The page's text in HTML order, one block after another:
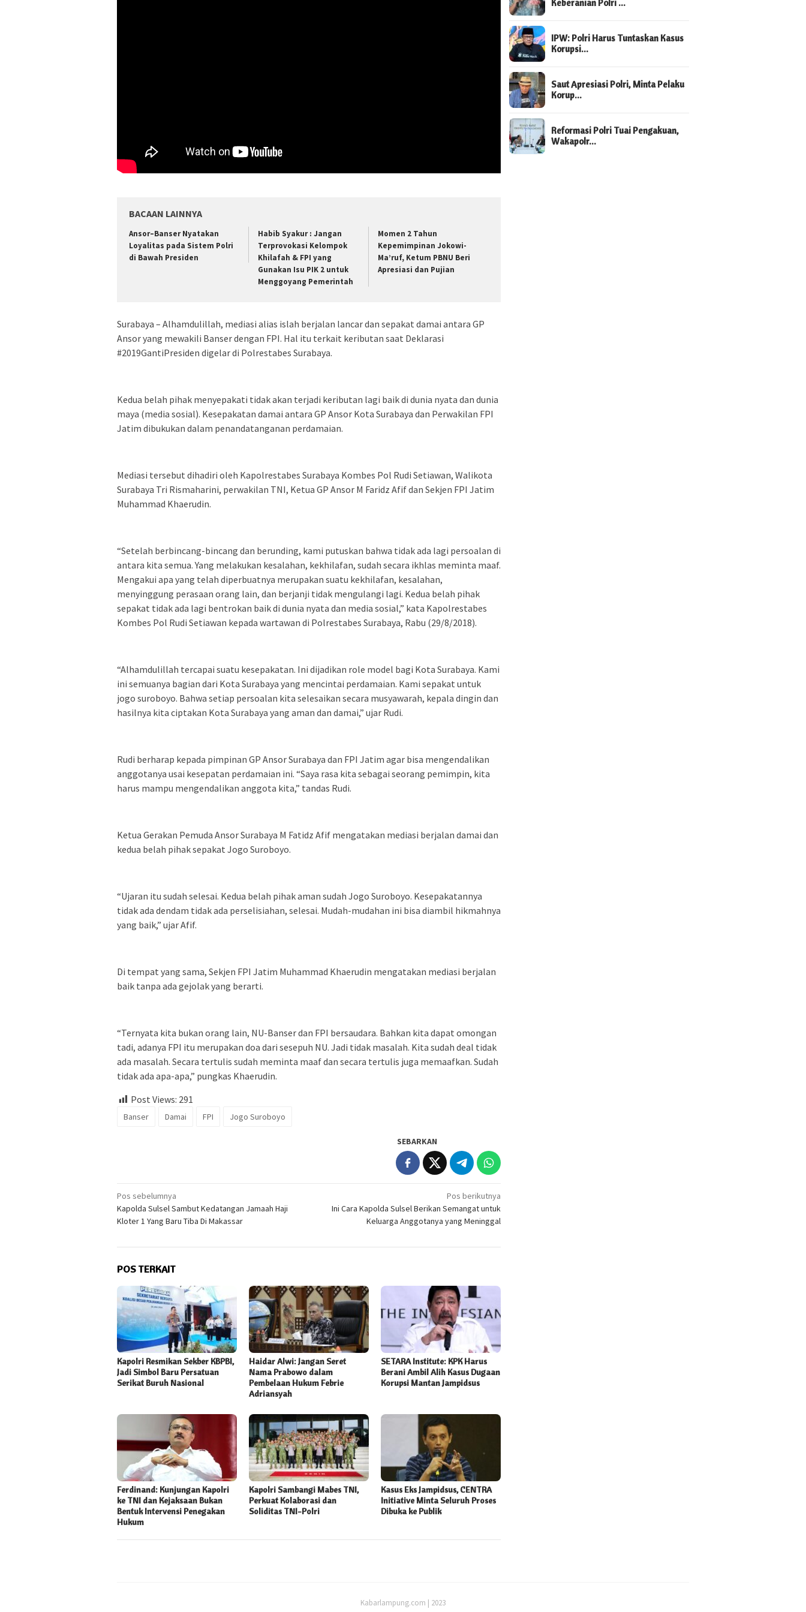
BACAAN LAINNYA
Ansor–Banser Nyatakan
Loyalitas pada Sistem Polri
di Bawah Presiden
Habib Syakur : Jangan
Terprovokasi Kelompok
Khilafah & FPI yang
Gunakan Isu PIK 2 untuk
Menggoyang Pemerintah
Momen 2 Tahun
Kepemimpinan Jokowi-
Ma’ruf, Ketum PBNU Beri
Apresiasi dan Pujian
Surabaya – Alhamdulillah, mediasi alias islah berjalan lancar dan sepakat damai antara GP
Ansor yang mewakili Banser dengan FPI. Hal itu terkait keributan saat Deklarasi
#2019GantiPresiden digelar di Polrestabes Surabaya.
Kedua belah pihak menyepakati tidak akan terjadi keributan lagi baik di dunia nyata dan dunia
maya (media sosial). Kesepakatan damai antara GP Ansor Kota Surabaya dan Perwakilan FPI
Jatim dibukukan dalam penandatanganan perdamaian.
Mediasi tersebut dihadiri oleh Kapolrestabes Surabaya Kombes Pol Rudi Setiawan, Walikota
Surabaya Tri Rismaharini, perwakilan TNI, Ketua GP Ansor M Faridz Afif dan Sekjen FPI Jatim
Muhammad Khaerudin.
“Setelah berbincang-bincang dan berunding, kami putuskan bahwa tidak ada lagi persoalan di
antara kita semua. Yang melakukan kesalahan, kekhilafan, sudah secara ikhlas meminta maaf.
Mengakui apa yang telah diperbuatnya merupakan suatu kekhilafan, kesalahan,
menyinggung perasaan orang lain, dan berjanji tidak mengulangi lagi. Kedua belah pihak
sepakat tidak ada lagi bentrokan baik di dunia nyata dan media sosial,” kata Kapolrestabes
Kombes Pol Rudi Setiawan kepada wartawan di Polrestabes Surabaya, Rabu (29/8/2018).
“Alhamdulillah tercapai suatu kesepakatan. Ini dijadikan role model bagi Kota Surabaya. Kami
ini semuanya bagian dari Kota Surabaya yang mencintai perdamaian. Kami sepakat untuk
jogo suroboyo. Bahwa setiap persoalan kita selesaikan secara musyawarah, kepala dingin dan
hasilnya kita ciptakan Kota Surabaya yang aman dan damai,” ujar Rudi.
Rudi berharap kepada pimpinan GP Ansor Surabaya dan FPI Jatim agar bisa mengendalikan
anggotanya usai kesepatan perdamaian ini. “Saya rasa kita sebagai seorang pemimpin, kita
harus mampu mengendalikan anggota kita,” tandas Rudi.
Ketua Gerakan Pemuda Ansor Surabaya M Fatidz Afif mengatakan mediasi berjalan damai dan
kedua belah pihak sepakat Jogo Suroboyo.
“Ujaran itu sudah selesai. Kedua belah pihak aman sudah Jogo Suroboyo. Kesepakatannya
tidak ada dendam tidak ada perselisiahan, selesai. Mudah-mudahan ini bisa diambil hikmahnya
yang baik,” ujar Afif.
Di tempat yang sama, Sekjen FPI Jatim Muhammad Khaerudin mengatakan mediasi berjalan
baik tanpa ada gejolak yang berarti.
“Ternyata kita bukan orang lain, NU-Banser dan FPI bersaudara. Bahkan kita dapat omongan
tadi, adanya FPI itu merupakan doa dari sesepuh NU. Jadi tidak masalah. Kita sudah deal tidak
ada masalah. Secara tertulis sudah meminta maaf dan secara tertulis juga memaafkan. Sudah
tidak ada apa-apa,” pungkas Khaerudin.
Post Views: 291
Banser Damai FPI Jogo Suroboyo
SEBARKAN
Navigasi
pos
Pos sebelumnya
Kapolda Sulsel Sambut Kedatangan Jamaah Haji
Kloter 1 Yang Baru Tiba Di Makassar
Pos berikutnya
Ini Cara Kapolda Sulsel Berikan Semangat untuk
Keluarga Anggotanya yang Meninggal
POS TERKAIT
Kapolri Resmikan Sekber KBPBI,
Jadi Simbol Baru Persatuan
Serikat Buruh Nasional
Haidar Alwi: Jangan Seret
Nama Prabowo dalam
Pembelaan Hukum Febrie
Adriansyah
SETARA Institute: KPK Harus
Berani Ambil Alih Kasus Dugaan
Korupsi Mantan Jampidsus
Ferdinand: Kunjungan Kapolri
ke TNI dan Kejaksaan Bukan
Bentuk Intervensi Penegakan
Hukum
Kapolri Sambangi Mabes TNI,
Perkuat Kolaborasi dan
Soliditas TNI-Polri
Kasus Eks Jampidsus, CENTRA
Initiative Minta Seluruh Proses
Dibuka ke Publik
Keberanian Polri …
IPW: Polri Harus Tuntaskan Kasus
Korupsi…
Saut Apresiasi Polri, Minta Pelaku
Korup…
Reformasi Polri Tuai Pengakuan,
Wakapolr…
Kabarlampung.com | 2023